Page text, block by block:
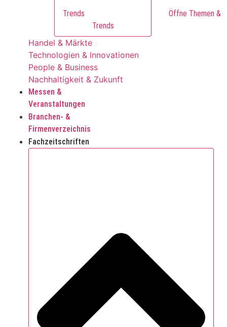
Trends
Trends
Handel & Märkte
Technologien & Innovationen
People & Business
Nachhaltigkeit & Zukunft
Messen &
Veranstaltungen
Branchen- &
Firmenverzeichnis
Fachzeitschriften